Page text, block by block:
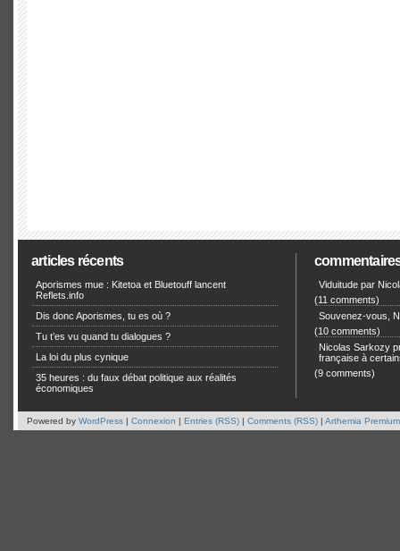
articles récents
Aporismes mue : Kitetoa et Bluetouff lancent
Reflets.info
Dis donc Aporismes, tu es où ?
Tu t’es vu quand tu dialogues ?
La loi du plus cynique
35 heures : du faux débat politique aux réalités
économiques
Viduitude par
(11 comments)
Souvenez-vous,
(10 comments)
Nicolas Sarkozy
française à
(9 comments)
Powered by WordPress | Connexion | Entries (RSS) | Comments (RSS) | Arthemia Premium